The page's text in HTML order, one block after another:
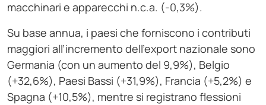
macchinari e apparecchi n.c.a. (-0,3%).
Su base annua, i paesi che forniscono i contributi
maggiori all’incremento dell’export nazionale sono
Germania (con un aumento del 9,9%), Belgio
(+32,6%), Paesi Bassi (+31,9%), Francia (+5,2%) e
Spagna (+10,5%), mentre si registrano flessioni